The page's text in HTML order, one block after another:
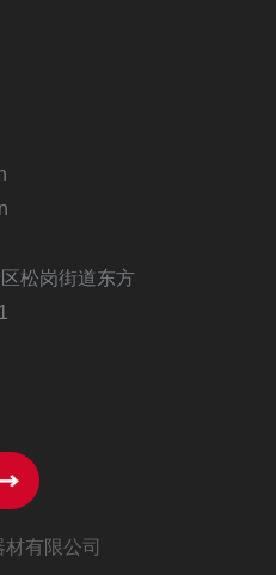
有限公司
松岗街道东方